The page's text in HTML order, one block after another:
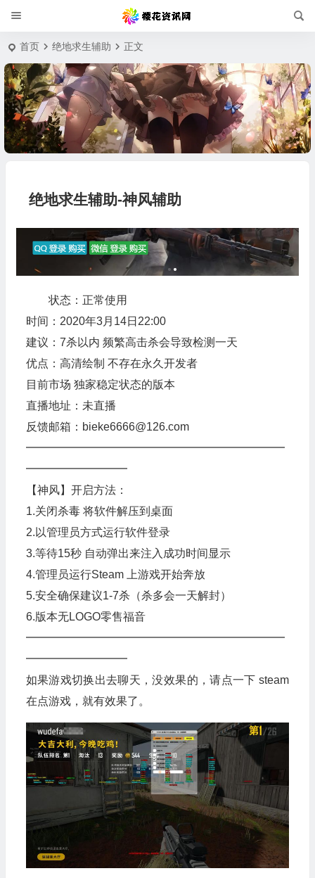
首页 绝地求生辅助 正文
绝地求生辅助-神风辅助
状态：正常使用
时间：2020年3月14日22:00
建议：7杀以内 频繁高击杀会导致检测一天
优点：高清绘制 不存在永久开发者
目前市场 独家稳定状态的版本
直播地址：未直播
反馈邮箱：bieke6666@126.com
━━━━━━━━━━━━━━━━━━━━━━━
━━━━━━━━━
【神风】开启方法：
1.关闭杀毒 将软件解压到桌面
2.以管理员方式运行软件登录
3.等待15秒 自动弹出来注入成功时间显示
4.管理员运行Steam 上游戏开始奔放
5.安全确保建议1-7杀（杀多会一天解封）
6.版本无LOGO零售福音
━━━━━━━━━━━━━━━━━━━━━━━
━━━━━━━━━
如果游戏切换出去聊天，没效果的，请点一下 steam
在点游戏，就有效果了。